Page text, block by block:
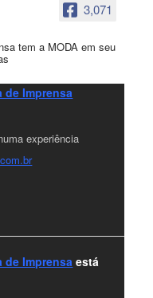
3,071
tem a MODA em seu
Imprensa
experiência
Imprensa está